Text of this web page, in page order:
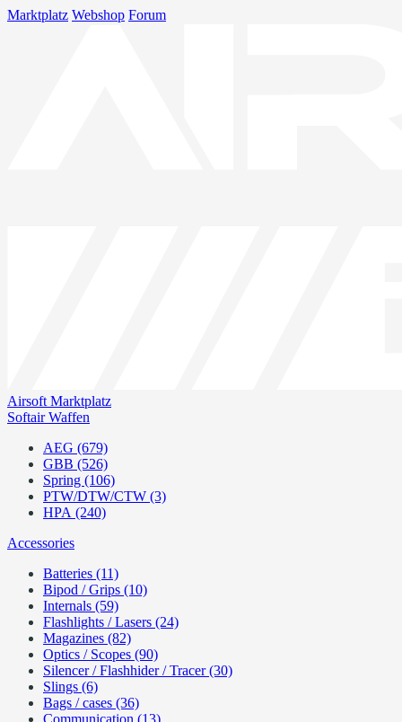
Marktplatz Webshop Forum
Airsoft Marktplatz
Softair Waffen
AEG (679)
GBB (526)
Spring (106)
PTW/DTW/CTW (3)
HPA (240)
Accessories
Batteries (11)
Bipod / Grips (10)
Internals (59)
Flashlights / Lasers (24)
Magazines (82)
Optics / Scopes (90)
Silencer / Flashhider / Tracer (30)
Slings (6)
Bags / cases (36)
Communication (13)